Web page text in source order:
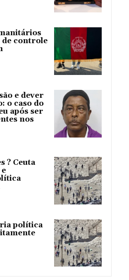
controle
e dever
o caso do
após ser
nos
? Ceuta
política